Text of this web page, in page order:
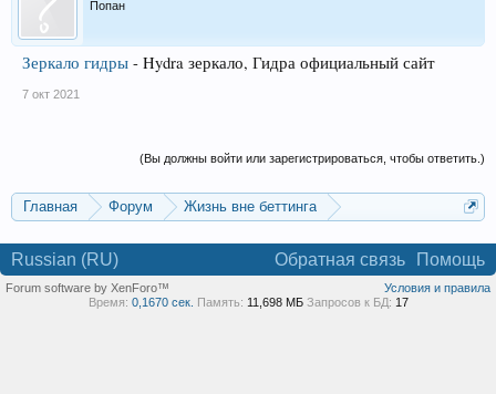
Попан
Зеркало гидры - Hydra зеркало, Гидра официальный сайт
7 окт 2021
(Вы должны войти или зарегистрироваться, чтобы ответить.)
Главная Форум
Жизнь вне беттинга
Russian (RU) Обратная связь Помощь
Условия и правила
Forum software by XenForo™
Время: 0,1670 сек. Память: 11,698 МБ Запросов к БД: 17